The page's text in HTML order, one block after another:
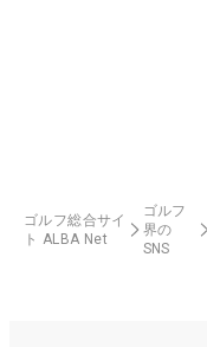
ゴルフ総合サイ
ト ALBA Net
ゴルフ
界の
SNS